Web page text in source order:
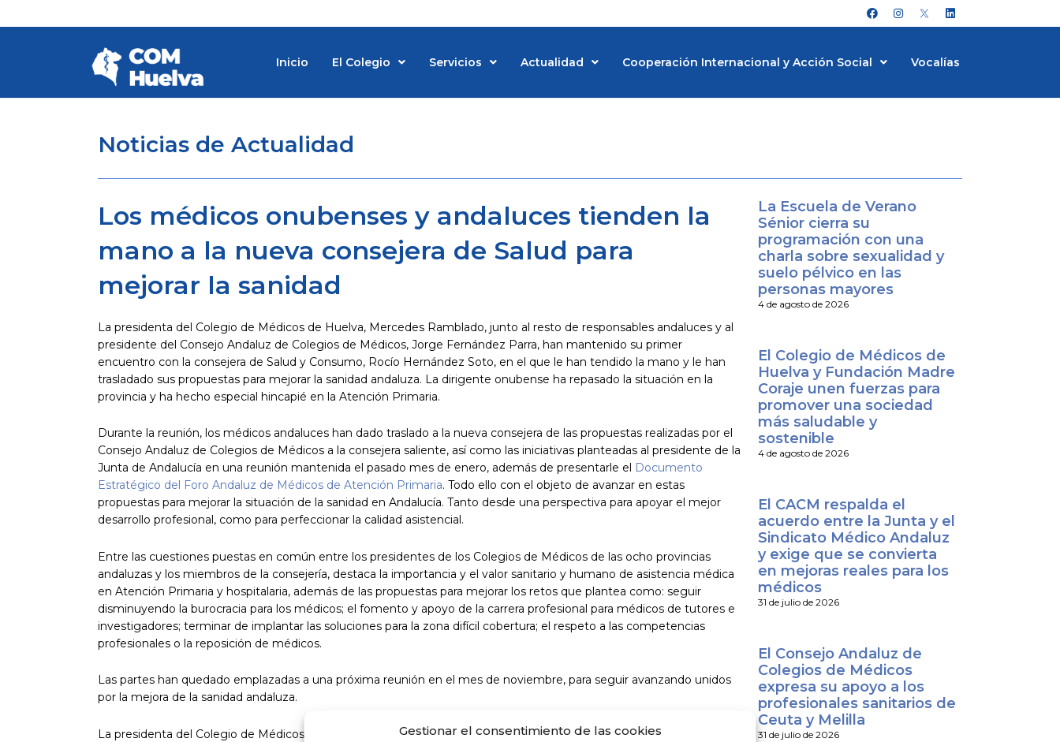
Gestionar el consentimiento de las cookies
al
F
a
c
o
I
n
s
m
L
i
n
d
Inicio El Colegio Servicios Actualidad Cooperación Internacional y Acción Social Vocalías
Noticias de Actualidad
Los médicos onubenses y andaluces tienden la
mano a la nueva consejera de Salud para
mejorar la sanidad
La presidenta del Colegio de Médicos de Huelva, Mercedes Ramblado, junto al resto de responsables andaluces y al
presidente del Consejo Andaluz de Colegios de Médicos, Jorge Fernández Parra, han mantenido su primer
encuentro con la consejera de Salud y Consumo, Rocío Hernández Soto, en el que le han tendido la mano y le han
trasladado sus propuestas para mejorar la sanidad andaluza. La dirigente onubense ha repasado la situación en la
provincia y ha hecho especial hincapié en la Atención Primaria.
Durante la reunión, los médicos andaluces han dado traslado a la nueva consejera de las propuestas realizadas por el
Consejo Andaluz de Colegios de Médicos a la consejera saliente, así como las iniciativas planteadas al presidente de la
Junta de Andalucía en una reunión mantenida el pasado mes de enero, además de presentarle el
Documento
Estratégico del Foro Andaluz de Médicos de Atención Primaria. Todo ello con el objeto de avanzar en estas
propuestas para mejorar la situación de la sanidad en Andalucía. Tanto desde una perspectiva para apoyar el mejor
desarrollo profesional, como para perfeccionar la calidad asistencial.
Entre las cuestiones puestas en común entre los presidentes de los Colegios de Médicos de las ocho provincias
andaluzas y los miembros de la consejería, destaca la importancia y el valor sanitario y humano de asistencia médica
en Atención Primaria y hospitalaria, además de las propuestas para mejorar los retos que plantea como: seguir
disminuyendo la burocracia para los médicos; el fomento y apoyo de la carrera profesional para médicos de tutores e
investigadores; terminar de implantar las soluciones para la zona difícil cobertura; el respeto a las competencias
profesionales o la reposición de médicos.
Las partes han quedado emplazadas a una próxima reunión en el mes de noviembre, para seguir avanzando unidos
por la mejora de la sanidad andaluza.
La presidenta del Colegio de Médicos de Huelva, que ha expuesto la situación de la provincia onubense, le ha
La Escuela de Verano
Sénior cierra su
programación con una
charla sobre sexualidad y
suelo pélvico en las
personas mayores
4 de agosto de 2026
El Colegio de Médicos de
Huelva y Fundación Madre
Coraje unen fuerzas para
promover una sociedad
más saludable y
sostenible
4 de agosto de 2026
El CACM respalda el
acuerdo entre la Junta y el
Sindicato Médico Andaluz
y exige que se convierta
en mejoras reales para los
médicos
31 de julio de 2026
El Consejo Andaluz de
Colegios de Médicos
expresa su apoyo a los
profesionales sanitarios de
Ceuta y Melilla
31 de julio de 2026